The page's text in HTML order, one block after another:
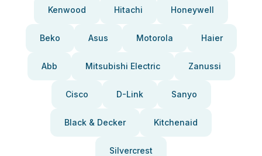
Kenwood Hitachi Honeywell
Beko Asus Motorola Haier
Abb Mitsubishi Electric Zanussi
Cisco D-Link Sanyo
Black & Decker Kitchenaid
Silvercrest